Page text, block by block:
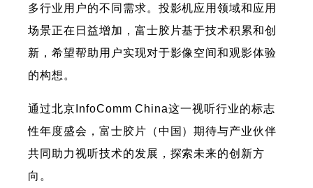
多行业用户的不同需求。投影机应用领域和应用
场景正在日益增加，富士胶片基于技术积累和创
新，希望帮助用户实现对于影像空间和观影体验
的构想。
通过北京InfoComm China这一视听行业的标志
性年度盛会，富士胶片（中国）期待与产业伙伴
共同助力视听技术的发展，探索未来的创新方
向。